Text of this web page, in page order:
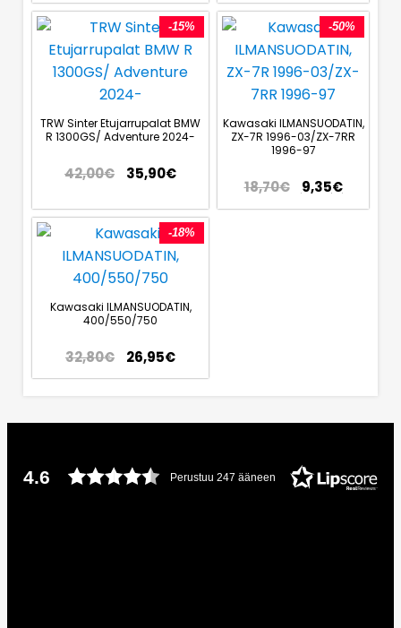
-15%
TRW Sinter Etujarrupalat BMW
R 1300GS/ Adventure 2024-
42,00€ 35,90€
-50%
Kawasaki ILMANSUODATIN,
ZX-7R 1996-03/ZX-7RR
1996-97
18,70€ 9,35€
-18%
Kawasaki ILMANSUODATIN,
400/550/750
32,80€ 26,95€
4.6 Perustuu 247 ääneen